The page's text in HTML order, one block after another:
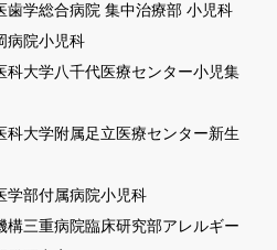
歯学総合病院 集中治療部 小児科
病院小児科
科大学八千代医療センター小児集
科大学附属足立医療センター新生
学部付属病院小児科
構三重病院臨床研究部アレルギー